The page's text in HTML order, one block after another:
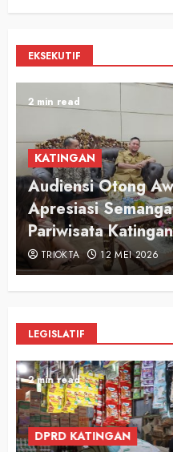
EKSEKUTIF
2 min read
KATINGAN
Audiensi Otong
Apresiasi
Pariwisata Katingan
TRIOKTA 12 MEI 2026
LEGISLATIF
2 min read
DPRD KATINGAN